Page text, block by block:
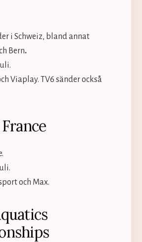
i Schweiz, bland annat
Bern.
Viaplay. TV6 sänder också
och Max.